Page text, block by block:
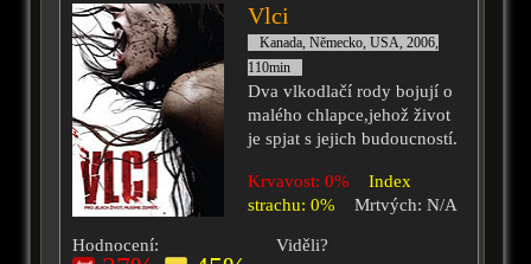
Vlci
Kanada, Německo, USA, 2006,
110min
Dva vlkodlačí rody bojují o
malého chlapce,jehož život
je spjat s jejich budoucností.
Krvavost: 0%
Index
strachu: 0%
Mrtvých: N/A
Hodnocení: Viděli?